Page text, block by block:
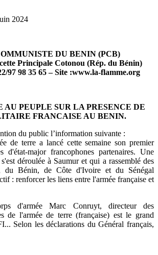
2024
DU BENIN (PCB)
Principale Cotonou (Rép. du Bénin)
97 98 35 65 – Site :www.la-flamme.org
AU PEUPLE SUR LA PRESENCE DE
FRANCAISE AU BENIN.
du public l’information suivante :
de terre a lancé cette semaine son premier
d'état-major francophones partenaires. Une
déroulée à Saumur et qui a rassemblé des
du Bénin, de Côte d'Ivoire et du Sénégal
: renforcer les liens entre l'armée française et
d'armée Marc Conruyt, directeur des
de l'armée de terre (française) est le grand
Selon les déclarations du Général français,